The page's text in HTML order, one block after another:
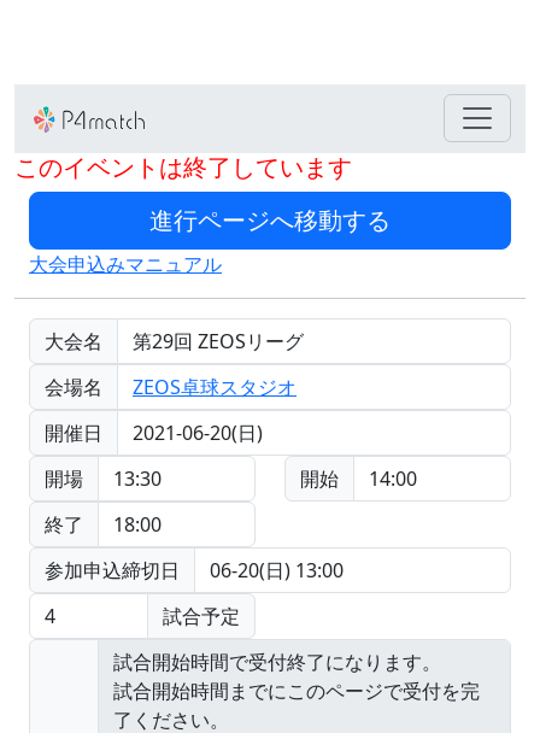
このイベントは終了しています
大会申込みマニュアル
大会名
第29回 ZEOSリーグ
会場名
ZEOS卓球スタジオ
開催日
2021-06-20(日)
開場
13:30 開始
14:00
終了
18:00
参加申込締切日
06-20(日) 13:00
4
試合予定